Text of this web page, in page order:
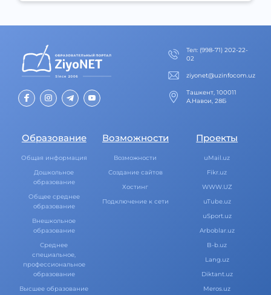
Тел: (998-71) 202-22-
02
ziyonet@uzinfocom.uz
Ташкент, 100011
А.Навои, 28Б
Образование
Общая информация
Дошкольное
образование
Общее среднее
образование
Внешкольное
образование
Среднее
специальное,
профессиональное
образование
Высшее образование
Возможности
Возможности
Создание сайтов
Хостинг
Подключение к сети
Проекты
uMail.uz
Fikr.uz
WWW.UZ
uTube.uz
uSport.uz
Arboblar.uz
B-b.uz
Lang.uz
Diktant.uz
Meros.uz